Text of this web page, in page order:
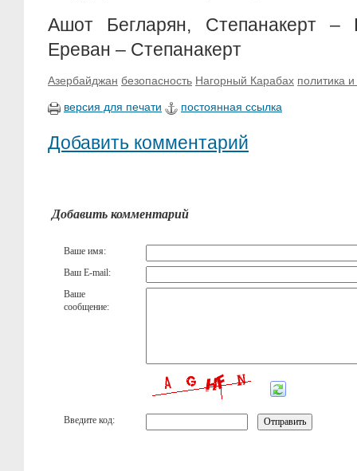
Ашот Бегларян, Степанакерт
Ереван – Степанакерт
Азербайджан безопасность Нагорный Карабах политика
версия для печати постоянная ссылка
Добавить комментарий
Добавить комментарий
Ваше имя:
Ваш E-mail:
Ваше
сообщение:
Введите код: